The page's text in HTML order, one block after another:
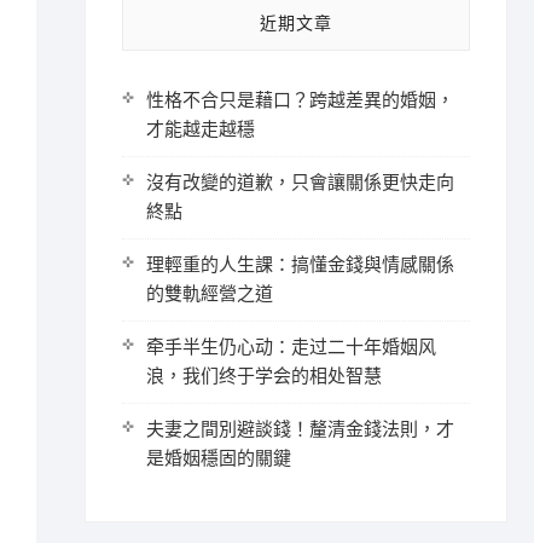
近期文章
性格不合只是藉口？跨越差異的婚姻，
才能越走越穩
沒有改變的道歉，只會讓關係更快走向
終點
理輕重的人生課：搞懂金錢與情感關係
的雙軌經營之道
牵手半生仍心动：走过二十年婚姻风
浪，我们终于学会的相处智慧
夫妻之間別避談錢！釐清金錢法則，才
是婚姻穩固的關鍵